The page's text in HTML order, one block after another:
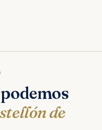
de